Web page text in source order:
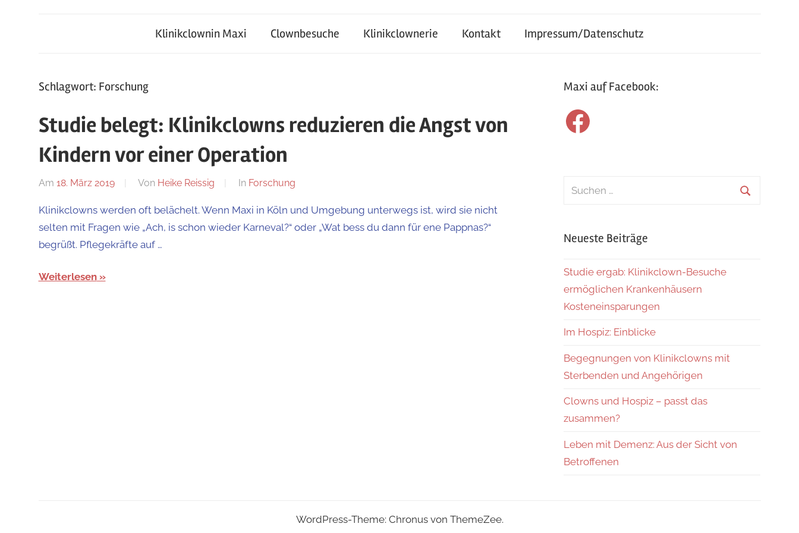
Klinikclownin Maxi Clownbesuche Klinikclownerie Kontakt Impressum/Datenschutz
Schlagwort: Forschung
Studie belegt: Klinikclowns reduzieren die Angst von
Kindern vor einer Operation
Am 18. März 2019 Von Heike Reissig In Forschung
Klinikclowns werden oft belächelt. Wenn Maxi in Köln und Umgebung unterwegs ist, wird sie nicht
selten mit Fragen wie „Ach, is schon wieder Karneval?“ oder „Wat bess du dann für ene Pappnas?“
begrüßt. Pflegekräfte auf …
Weiterlesen
Maxi auf Facebook:
Facebook
Suchen
Neueste Beiträge
Studie ergab: Klinikclown-Besuche
ermöglichen Krankenhäusern
Kosteneinsparungen
Im Hospiz: Einblicke
Begegnungen von Klinikclowns mit
Sterbenden und Angehörigen
Clowns und Hospiz – passt das
zusammen?
Leben mit Demenz: Aus der Sicht von
Betroffenen
WordPress-Theme: Chronus von ThemeZee.